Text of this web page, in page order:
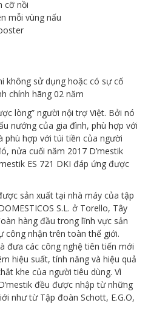
cỡ nồi
mỗi vùng nấu
không sử dụng hoặc có sự cố
chính hãng 02 năm
lòng” người nội trợ Việt. Bởi nó
nướng của gia đình, phù hợp với
phù hợp với túi tiền của người
nửa cuối năm 2017 D’mestik
ES 721 DKI đáp ứng được
sản xuất tại nhà máy của tập
S.L. ở Torello, Tây
hàng đầu trong lĩnh vực sản
công nhận trên toàn thế giới.
đưa các công nghệ tiên tiến mới
hiệu suất, tính năng và hiệu quả
khe của người tiêu dùng. Vì
đều được nhập từ những
như từ Tập đoàn Schott, E.G.O,